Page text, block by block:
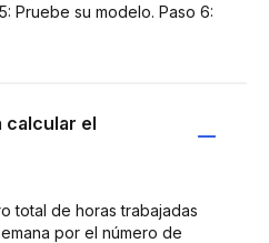
Pruebe su modelo. Paso 6:
calcular el
total de horas trabajadas
por el número de